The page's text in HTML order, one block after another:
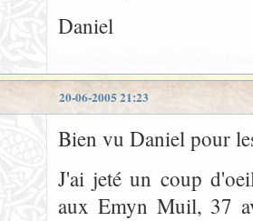
Daniel
20-06-2005 21:23
Bien vu Daniel pour
J'ai jeté un coup
aux Emyn Muil, 37